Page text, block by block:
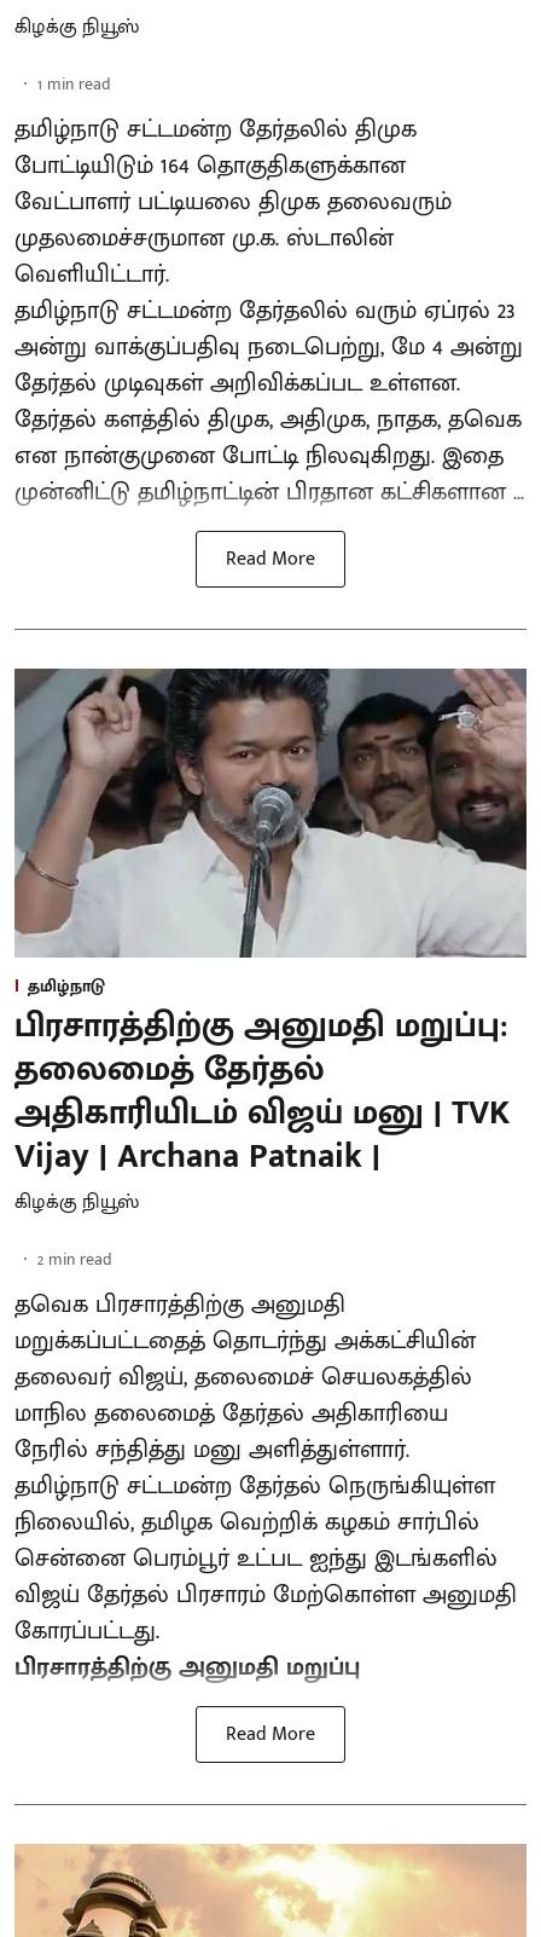
கிழக்கு நியூஸ்
1 min read
தமிழ்நாடு சட்டமன்ற தேர்தலில் திமுக
போட்டியிடும் 164 தொகுதிகளுக்கான
வேட்பாளர் பட்டியலை திமுக தலைவரும்
முதலமைச்சருமான மு.க. ஸ்டாலின்
வெளியிட்டார்.
தமிழ்நாடு சட்டமன்ற தேர்தலில் வரும் ஏப்ரல் 23
அன்று வாக்குப்பதிவு நடைபெற்று, மே 4 அன்று
தேர்தல் முடிவுகள் அறிவிக்கப்பட உள்ளன.
தேர்தல் களத்தில் திமுக, அதிமுக, நாதக, தவெக
என நான்குமுனை போட்டி நிலவுகிறது. இதை
முன்னிட்டு தமிழ்நாட்டின் பிரதான கட்சிகளான ...
Read More
தமிழ்நாடு
பிரசாரத்திற்கு அனுமதி மறுப்பு:
தலைமைத் தேர்தல்
அதிகாரியிடம் விஜய் மனு | TVK
Vijay | Archana Patnaik |
கிழக்கு நியூஸ்
2 min read
தவெக பிரசாரத்திற்கு அனுமதி
மறுக்கப்பட்டதைத் தொடர்ந்து அக்கட்சியின்
தலைவர் விஜய், தலைமைச் செயலகத்தில்
மாநில தலைமைத் தேர்தல் அதிகாரியை
நேரில் சந்தித்து மனு அளித்துள்ளார்.
தமிழ்நாடு சட்டமன்ற தேர்தல் நெருங்கியுள்ள
நிலையில், தமிழக வெற்றிக் கழகம் சார்பில்
சென்னை பெரம்பூர் உட்பட ஐந்து இடங்களில்
விஜய் தேர்தல் பிரசாரம் மேற்கொள்ள அனுமதி
கோரப்பட்டது.
பிரசாரத்திற்கு அனுமதி மறுப்பு
Read More